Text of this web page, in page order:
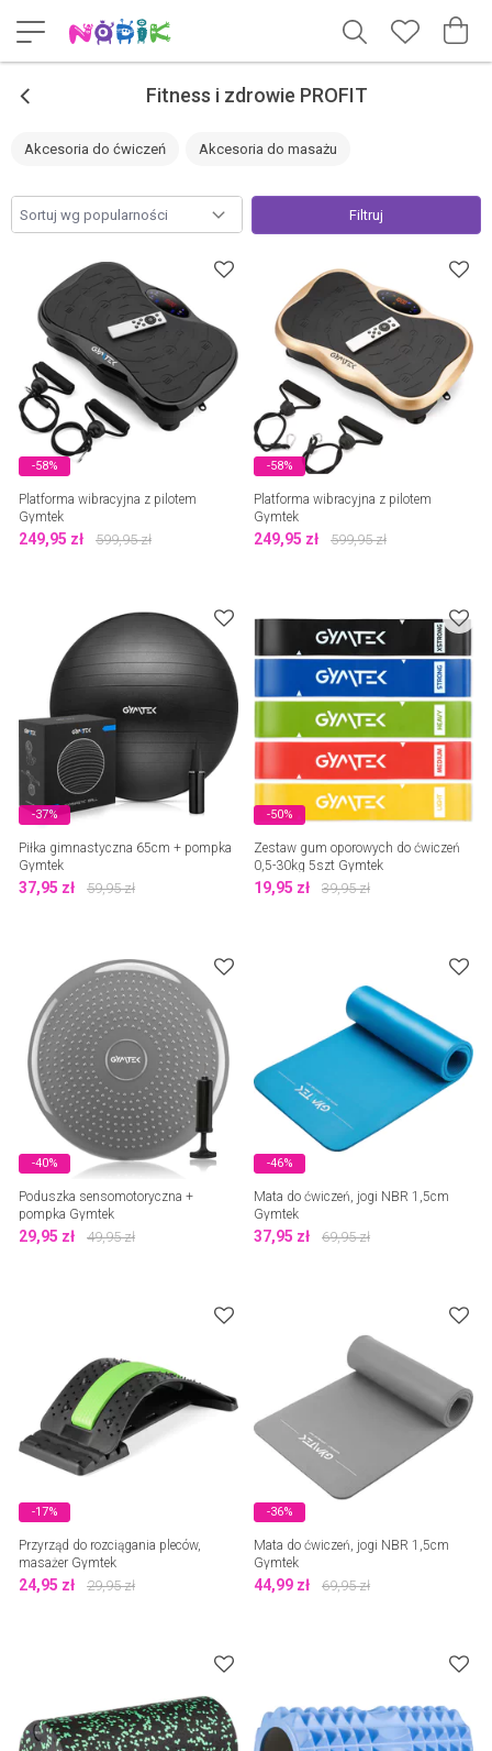
< Fitness i zdrowie PROFIT
Akcesoria do ćwiczeń Akcesoria do masażu
Filtruj
-58%
Platforma wibracyjna z pilotem
Gymtek
249,95 zł 599,95zł
-58%
Platforma wibracyjna z pilotem
Gymtek
249,95 zł 599,95zł
-37%
Piłka gimnastyczna 65cm + pompka
Gymtek
37,95 zł 59,95zł
-50%
Zestaw gum oporowych do ćwiczeń
0,5-30kg 5szt Gymtek
19,95 zł 39,95zł
-40%
Poduszka sensomotoryczna +
pompka Gymtek
29,95 zł 49,95zł
-46%
Mata do ćwiczeń, jogi NBR 1,5cm
Gymtek
37,95 zł 69,95zł
-17%
Przyrząd do rozciągania pleców,
masażer Gymtek
24,95 zł 29,95zł
-36%
Mata do ćwiczeń, jogi NBR 1,5cm
Gymtek
44,99 zł 69,95zł